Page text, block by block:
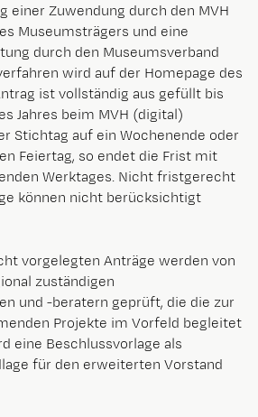
einer Zuwendung durch den MVH
Museumsträgers und eine
durch den Museumsverband
wird auf der Homepage des
ist vollständig aus gefüllt bis
Jahres beim MVH (digital)
Stichtag auf ein Wochenende oder
Feiertag, so endet die Frist mit
Werktages. Nicht fristgerecht
können nicht berücksichtigt
vorgelegten Anträge werden von
zuständigen
und -beratern geprüft, die die zur
Projekte im Vorfeld begleitet
eine Beschlussvorlage als
für den erweiterten Vorstand